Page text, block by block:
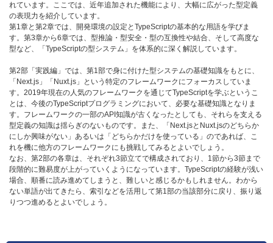
れています。ここでは、近年追加された機能により、大幅に広がった型定義
の表現力を紹介しています。
第1章と第2章では、開発環境の設定とTypeScriptの基本的な用語を学びま
す。第3章から6章では、型推論・型安全・型の互換性や結合、そして高度な
型など、「TypeScriptの型システム」を体系的に深く解説しています。
第2部「実践編」では、第1部で身に付けた型システムの基礎知識をもとに、
「Next.js」「Nuxt.js」という特定のフレームワークにフォーカスしていま
す。2019年現在の人気のフレームワークを通じてTypeScriptを学ぶというこ
とは、今後のTypeScriptプログラミングにおいて、必要な基礎知識となりま
す。フレームワークの一部のAPI知識が古くなったとしても、それらを支える
型定義の知識は揺らぎのないものです。また、「Next.jsとNuxt.jsのどちらか
にしか興味がない」あるいは「どちらかだけを使っている」のであれば、こ
れを機に他方のフレームワークにも挑戦してみるとよいでしょう。
なお、第2部の各章は、それぞれ3節立てで構成されており、1節から3節まで
段階的に難易度が上がっていくようになっています。TypeScriptの経験が浅い
場合、順番に読み進めてしまうと、難しいと感じるかもしれません。わから
ない単語が出てきたら、索引などを活用して第1部の当該部分に戻り、振り返
りつつ進めるとよいでしょう。